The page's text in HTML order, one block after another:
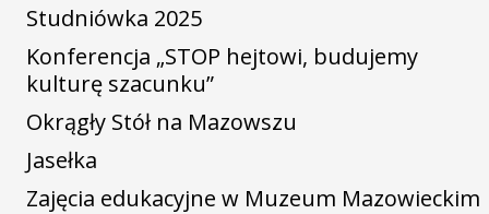
Studniówka 2025
Konferencja „STOP hejtowi, budujemy
kulturę szacunku”
Okrągły Stół na Mazowszu
Jasełka
Zajęcia edukacyjne w Muzeum Mazowieckim